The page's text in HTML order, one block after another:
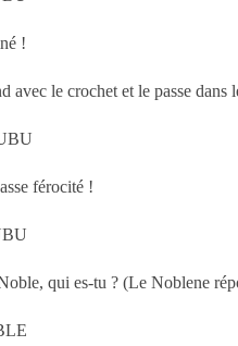
!
avec le crochet et le passe dans
férocité !
qui es-tu ? (Le Noblene